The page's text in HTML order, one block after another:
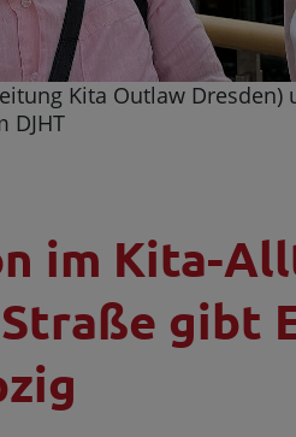
Kita Outlaw
DJHT
im Kita-
gibt